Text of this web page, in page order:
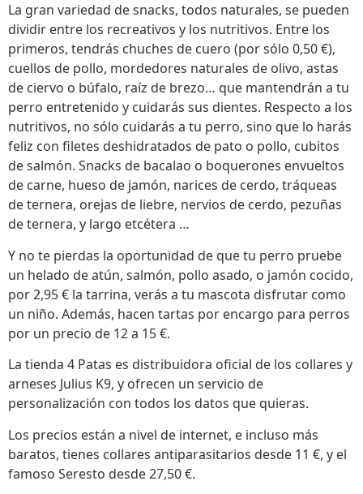
La gran variedad de snacks, todos naturales, se pueden
dividir entre los recreativos y los nutritivos. Entre los
primeros, tendrás chuches de cuero (por sólo 0,50 €),
cuellos de pollo, mordedores naturales de olivo, astas
de ciervo o búfalo, raíz de brezo… que mantendrán a tu
perro entretenido y cuidarás sus dientes. Respecto a los
nutritivos, no sólo cuidarás a tu perro, sino que lo harás
feliz con filetes deshidratados de pato o pollo, cubitos
de salmón. Snacks de bacalao o boquerones envueltos
de carne, hueso de jamón, narices de cerdo, tráqueas
de ternera, orejas de liebre, nervios de cerdo, pezuñas
de ternera, y largo etcétera …
Y no te pierdas la oportunidad de que tu perro pruebe
un helado de atún, salmón, pollo asado, o jamón cocido,
por 2,95 € la tarrina, verás a tu mascota disfrutar como
un niño. Además, hacen tartas por encargo para perros
por un precio de 12 a 15 €.
La tienda 4 Patas es distribuidora oficial de los collares y
arneses Julius K9, y ofrecen un servicio de
personalización con todos los datos que quieras.
Los precios están a nivel de internet, e incluso más
baratos, tienes collares antiparasitarios desde 11 €, y el
famoso Seresto desde 27,50 €.